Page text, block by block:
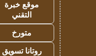
موقع خبرة
التقني
متورخ
روتانا تسويق